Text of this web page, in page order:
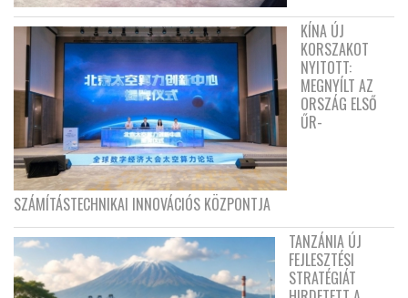
KÍNA ÚJ
KORSZAKOT
NYITOTT:
MEGNYÍLT AZ
ORSZÁG ELSŐ
ŰR-
SZÁMÍTÁSTECHNIKAI INNOVÁCIÓS KÖZPONTJA
TANZÁNIA ÚJ
FEJLESZTÉSI
STRATÉGIÁT